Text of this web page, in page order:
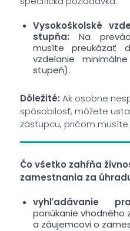
Vysokoškolské
stupňa: Na
musíte preukázať
vzdelanie
stupeň).
Dôležité: Ak osobne
spôsobilosť, môžete
zástupcu, pričom musíte
Čo všetko zahŕňa
zamestnania za
vyhľadávanie
ponúkanie vhodného
a záujemcovi o